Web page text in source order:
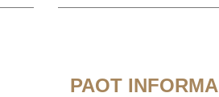
PAOT INFORMA